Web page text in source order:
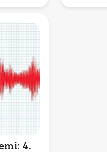
4.